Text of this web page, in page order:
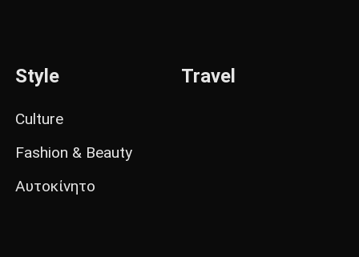
Style
Culture
Fashion & Beauty
Αυτοκίνητο
Travel